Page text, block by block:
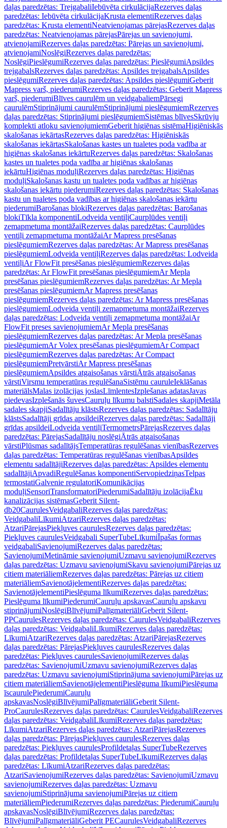
daļas paredzētas: TrejgabaliIebūvēta cirkulācijaRezerves daļas
paredzētas: Iebūvēta cirkulācijaKrusta elementiRezerves daļas
paredzētas: Krusta elementiNeatvienojamas pārejasRezerves daļas
paredzētas: Neatvienojamas pārejasPārejas un savienojumi,
atvienojamiRezerves daļas paredzētas: Pārejas un savienojumi,
atvienojamiNoslēgiRezerves daļas paredzētas:
NoslēgiPieslēgumiRezerves daļas paredzētas: PieslēgumiApsildes
trejgabalsRezerves daļas paredzētas: Apsildes trejgabalsApsildes
pieslēgumiRezerves daļas paredzētas: Apsildes pieslēgumiGeberit
Mapress varš, piederumiRezerves daļas paredzētas: Geberit Mapress
varš, piederumiBlīves caurulēm un veidgabaliemPārsegi
caurulēmStiprinājumi caurulēmStiprinājumi pieslēgumiemRezerves
daļas paredzētas: Stiprinājumi pieslēgumiemSistēmas blīvesSkrūvju
komplekti atloku savienojumiemGeberit higiēnas sistēmaHigiēniskās
skalošanas iekārtasRezerves daļas paredzētas: Higiēniskās
skalošanas iekārtasSkalošanas kastes un tualetes poda vadība ar
higiēnas skalošanas iekārtuRezerves daļas paredzētas: Skalošanas
kastes un tualetes poda vadība ar higiēnas skalošanas
iekārtuHigiēnas moduļiRezerves daļas paredzētas: Higiēnas
moduļiSkalošanas kastu un tualetes poda vadības ar higiēnas
skalošanas iekārtu piederumiRezerves daļas paredzētas: Skalošanas
kastu un tualetes poda vadības ar higiēnas skalošanas iekārtu
piederumiBarošanas blokiRezerves daļas paredzētas: Barošanas
blokiTīkla komponentiLodveida ventiļiCaurplūdes ventiļi
zemapmetuma montāžaiRezerves daļas paredzētas: Caurplūdes
ventiļi zemapmetuma montāžaiAr Mapress presēšanas
pieslēgumiemRezerves daļas paredzētas: Ar Mapress presēšanas
pieslēgumiemLodveida ventiļiRezerves daļas paredzētas: Lodveida
ventiļiAr FlowFit presēšanas pieslēgumiemRezerves daļas
paredzētas: Ar FlowFit presēšanas pieslēgumiemAr Mepla
presēšanas pieslēgumiemRezerves daļas paredzētas: Ar Mepla
presēšanas pieslēgumiemAr Mapress presēšanas
pieslēgumiemRezerves daļas paredzētas: Ar Mapress presēšanas
pieslēgumiemLodveida ventiļi zemapmetuma montāžaiRezerves
daļas paredzētas: Lodveida ventiļi zemapmetuma montāžaiAr
FlowFit preses savienojumiemAr Mepla presēšanas
pieslēgumiemRezerves daļas paredzētas: Ar Mepla presēšanas
pieslēgumiemAr Volex presēšanas pieslēgumiemAr Compact
pieslēgumiemRezerves daļas paredzētas: Ar Compact
pieslēgumiemPretvārstiAr Mapress presēšanas
pieslēgumiemApsildes atgaisošanas vārstiĀtrās atgaisošanas
vārstiVirsmu temperatūras regulēšanaSistēmu cauruleIeklāšanas
materiālsMalas izolācijas joslasLīmlentesIzplešanas adatasJavas
piedevasIzplešanās šuvesCauruļu līkumu balstiSadales skapjiMetāla
sadales skapjiSadalītāju klāstsRezerves daļas paredzētas: Sadalītāju
klāstsSadalītāji grīdas apsildeiRezerves daļas paredzētas: Sadalītāji
grīdas apsildeiLodveida ventiļiTermometrsPārejasRezerves daļas
paredzētas: PārejasSadalītāju noslēgiĀtrās atgaisošanas
vārstiPlūsmas sadalītājsTemperatūras regulēšanas vienībasRezerves
daļas paredzētas: Temperatūras regulēšanas vienībasApsildes
elementu sadalītājiRezerves daļas paredzētas: Apsildes elementu
sadalītājiApvadiRegulēšanas komponentiServopiedziņasTelpas
termostatiGalvenie regulatoriKomunikācijas
moduļiSensoriTransformatoriPiederumiSadalītāju izolācijaĒku
kanalizācijas sistēmasGeberit Silent-
db20CaurulesVeidgabaliRezerves daļas paredzētas:
VeidgabaliLīkumiAtzariRezerves daļas paredzētas:
AtzariPārejasPiekļuves caurulesRezerves daļas paredzētas:
Piekļuves caurulesVeidgabali SuperTubeLīkumiĪpašas formas
veidgabaliSavienojumiRezerves daļas paredzētas:
SavienojumiMetināmie savienojumiUzmavu savienojumiRezerves
daļas paredzētas: Uzmavu savienojumiSkavu savienojumiPārejas uz
citiem materiāliemRezerves daļas paredzētas: Pārejas uz citiem
materiāliemSavienotājelementiRezerves daļas paredzētas:
SavienotājelementiPieslēguma līkumiRezerves daļas paredzētas:
Pieslēguma līkumiPiederumiCauruļu apskavasCauruļu apskavu
stiprinājumiNoslēgiBlīvējumiPalīgmateriāliGeberit Silent-
PPCaurulesRezerves daļas paredzētas: CaurulesVeidgabaliRezerves
daļas paredzētas: VeidgabaliLīkumiRezerves daļas paredzētas:
LīkumiAtzariRezerves daļas paredzētas: AtzariPārejasRezerves
daļas paredzētas: PārejasPiekļuves caurulesRezerves daļas
paredzētas: Piekļuves caurulesSavienojumiRezerves daļas
paredzētas: SavienojumiUzmavu savienojumiRezerves daļas
paredzētas: Uzmavu savienojumiStiprinājuma savienojumiPārejas uz
citiem materiāliemSavienotājelementiPieslēguma līkumiPieslēguma
īscaurulePiederumiCauruļu
apskavasNoslēgiBlīvējumiPalīgmateriāliGeberit Silent-
ProCaurulesRezerves daļas paredzētas: CaurulesVeidgabaliRezerves
daļas paredzētas: VeidgabaliLīkumiRezerves daļas paredzētas:
LīkumiAtzariRezerves daļas paredzētas: AtzariPārejasRezerves
daļas paredzētas: PārejasPiekļuves caurulesRezerves daļas
paredzētas: Piekļuves caurulesProfildetaļas SuperTubeRezerves
daļas paredzētas: Profildetaļas SuperTubeLīkumiRezerves daļas
paredzētas: LīkumiAtzariRezerves daļas paredzētas:
AtzariSavienojumiRezerves daļas paredzētas: SavienojumiUzmavu
savienojumiRezerves daļas paredzētas: Uzmavu
savienojumiStiprinājuma savienojumiPārejas uz citiem
materiāliemPiederumiRezerves daļas paredzētas: PiederumiCauruļu
apskavasNoslēgiBlīvējumiRezerves daļas paredzētas:
BlīvējumiPalīgmateriāliGeberit PECaurulesVeidgabaliRezerves